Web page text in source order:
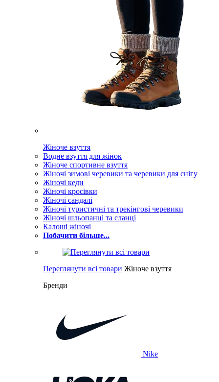
Жіноче взуття
Водне взуття для жінок
Жіноче спортивне взуття
Жіночі зимові черевики та черевики для снігу
Жіночі кеди
Жіночі кросівки
Жіночі сандалі
Жіночі туристичні та трекінгові черевики
Жіночі шльопанці та сланці
Калоші жіночі
Побачити більше...
Переглянути всі товари Жіноче взуття
Бренди
Nike